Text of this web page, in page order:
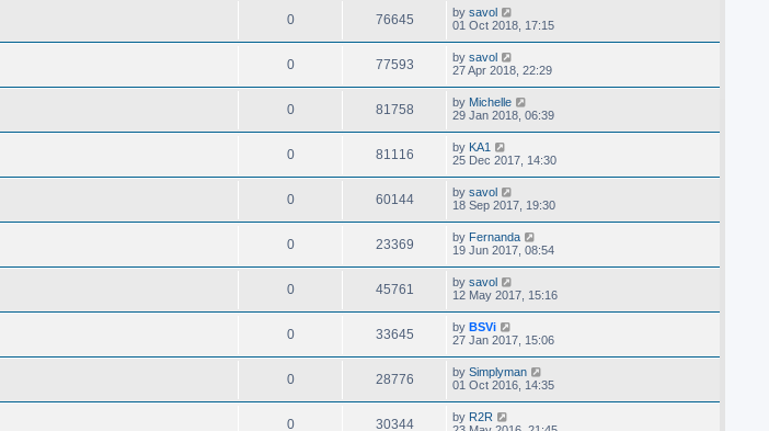
0 76645 by savol
01 Oct 2018, 17:15
0 77593 by savol
27 Apr 2018, 22:29
0 81758 by Michelle
29 Jan 2018, 06:39
0 81116 by KA1
25 Dec 2017, 14:30
0 60144 by savol
18 Sep 2017, 19:30
0 23369 by Fernanda
19 Jun 2017, 08:54
0 45761 by savol
12 May 2017, 15:16
0 33645 by BSVi
27 Jan 2017, 15:06
0 28776 by Simplyman
01 Oct 2016, 14:35
0 30344 by R2R